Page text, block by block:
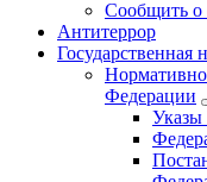
Сообщить о
Антитеррор
Государственная
Федерации
Указы